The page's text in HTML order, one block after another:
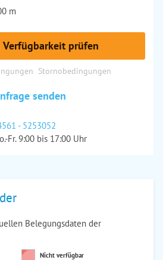
m
Verfügbarkeit prüfen
Stornobedingungen
senden
- 5253052
Fr. 9:00 bis 17:00 Uhr
Belegungsdaten der
Nicht verfügbar